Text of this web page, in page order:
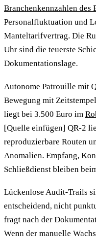
Branchenkennzahlen des
Personalfluktuation und
Manteltarifvertrag. Die
Uhr sind die teuerste
Dokumentationslage.
Autonome Patrouille mit
Bewegung mit
liegt bei 3.500 Euro im
[Quelle einfügen] QR-2
reproduzierbare Routen
Anomalien. Empfang,
Schließdienst bleiben
Lückenlose Audit-Trails
entscheidend, nicht
fragt nach der
Wenn der manuelle